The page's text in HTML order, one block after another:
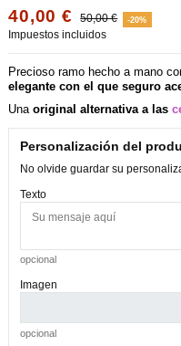
40,00 €
50,00 € -20%
Impuestos incluidos
Precioso ramo hecho a mano
elegante con el que seguro
Una original alternativa a las
Personalización del
No olvide guardar su
Texto
opcional
Imagen
opcional